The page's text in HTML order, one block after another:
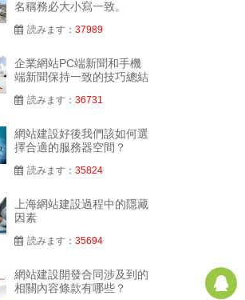
名稱務必大小寫一致。
読みます： 37989
企業網站PC端新聞和手機
端新聞保持一致的技巧總結
読みます： 36731
網站建設好後我們該如何選
擇合適的服務器空間？
読みます： 35824
上海網站建設過程中的隱藏
因素
読みます： 35694
網站建設開發合同涉及到的
相關內容條款有哪些？